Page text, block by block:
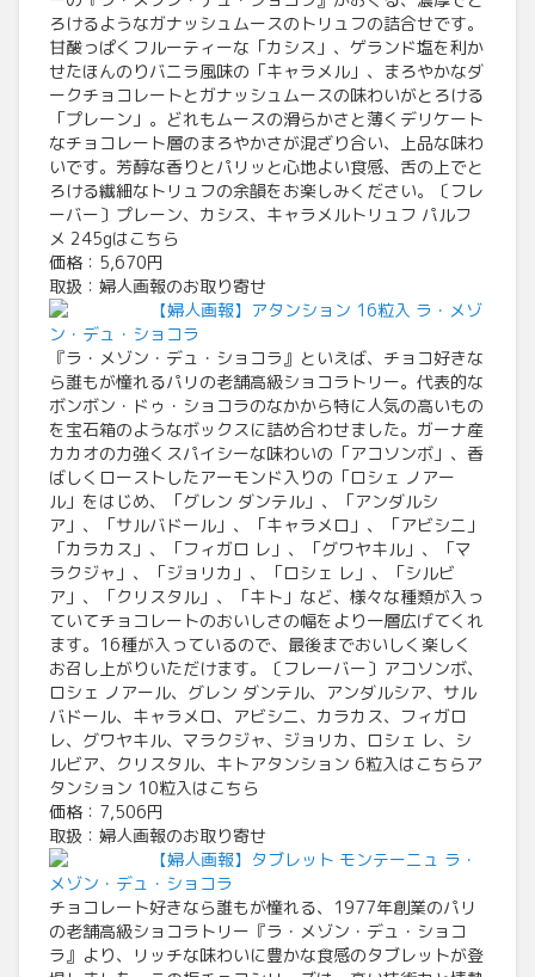
ろけるようなガナッシュムースのトリュフの詰合せです。
甘酸っぱくフルーティーな「カシス」、ゲランド塩を利か
せたほんのりバニラ風味の「キャラメル」、まろやかなダ
ークチョコレートとガナッシュムースの味わいがとろける
「プレーン」。どれもムースの滑らかさと薄くデリケート
なチョコレート層のまろやかさが混ざり合い、上品な味わ
いです。芳醇な香りとパリッと心地よい食感、舌の上でと
ろける繊細なトリュフの余韻をお楽しみください。〔フレ
ーバー〕プレーン、カシス、キャラメルトリュフ パルフ
メ 245gはこちら
価格：5,670円
取扱：婦人画報のお取り寄せ
【婦人画報】アタンション 16粒入 ラ・メゾ
ン・デュ・ショコラ
『ラ・メゾン・デュ・ショコラ』といえば、チョコ好きな
ら誰もが憧れるパリの老舗高級ショコラトリー。代表的な
ボンボン・ドゥ・ショコラのなかから特に人気の高いもの
を宝石箱のようなボックスに詰め合わせました。ガーナ産
カカオの力強くスパイシーな味わいの「アコソンボ」、香
ばしくローストしたアーモンド入りの「ロシェ ノアー
ル」をはじめ、「グレン ダンテル」、「アンダルシ
ア」、「サルバドール」、「キャラメロ」、「アビシニ」
「カラカス」、「フィガロ レ」、「グワヤキル」、「マ
ラクジャ」、「ジョリカ」、「ロシェ レ」、「シルビ
ア」、「クリスタル」、「キト」など、様々な種類が入っ
ていてチョコレートのおいしさの幅をより一層広げてくれ
ます。16種が入っているので、最後までおいしく楽しく
お召し上がりいただけます。〔フレーバー〕アコソンボ、
ロシェ ノアール、グレン ダンテル、アンダルシア、サル
バドール、キャラメロ、アビシニ、カラカス、フィガロ
レ、グワヤキル、マラクジャ、ジョリカ、ロシェ レ、シ
ルビア、クリスタル、キトアタンション 6粒入はこちらア
タンション 10粒入はこちら
価格：7,506円
取扱：婦人画報のお取り寄せ
【婦人画報】タブレット モンテーニュ ラ・
メゾン・デュ・ショコラ
チョコレート好きなら誰もが憧れる、1977年創業のパリ
の老舗高級ショコラトリー『ラ・メゾン・デュ・ショコ
ラ』より、リッチな味わいに豊かな食感のタブレットが登